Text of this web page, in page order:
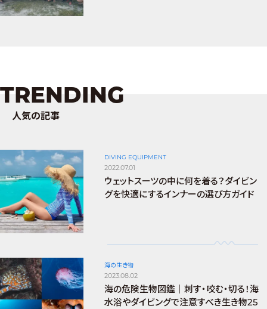
TRENDING
人気の記事
DIVING EQUIPMENT
2022.07.01
ウェットスーツの中に何を着る？ダイビン
グを快適にするインナーの選び方ガイド
海の生き物
2023.08.02
海の危険生物図鑑｜刺す・咬む・切る！海
水浴やダイビングで注意すべき生き物25